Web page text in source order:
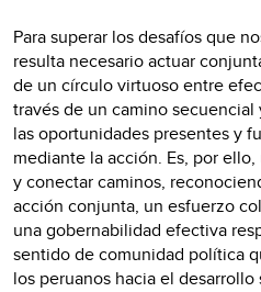
Para superar los desafíos que
resulta necesario actuar
de un círculo virtuoso entre
través de un camino
las oportunidades presentes y
mediante la acción. Es, por
y conectar caminos,
acción conjunta, un esfuerzo
una gobernabilidad efectiva
sentido de comunidad política
los peruanos hacia el desarrollo